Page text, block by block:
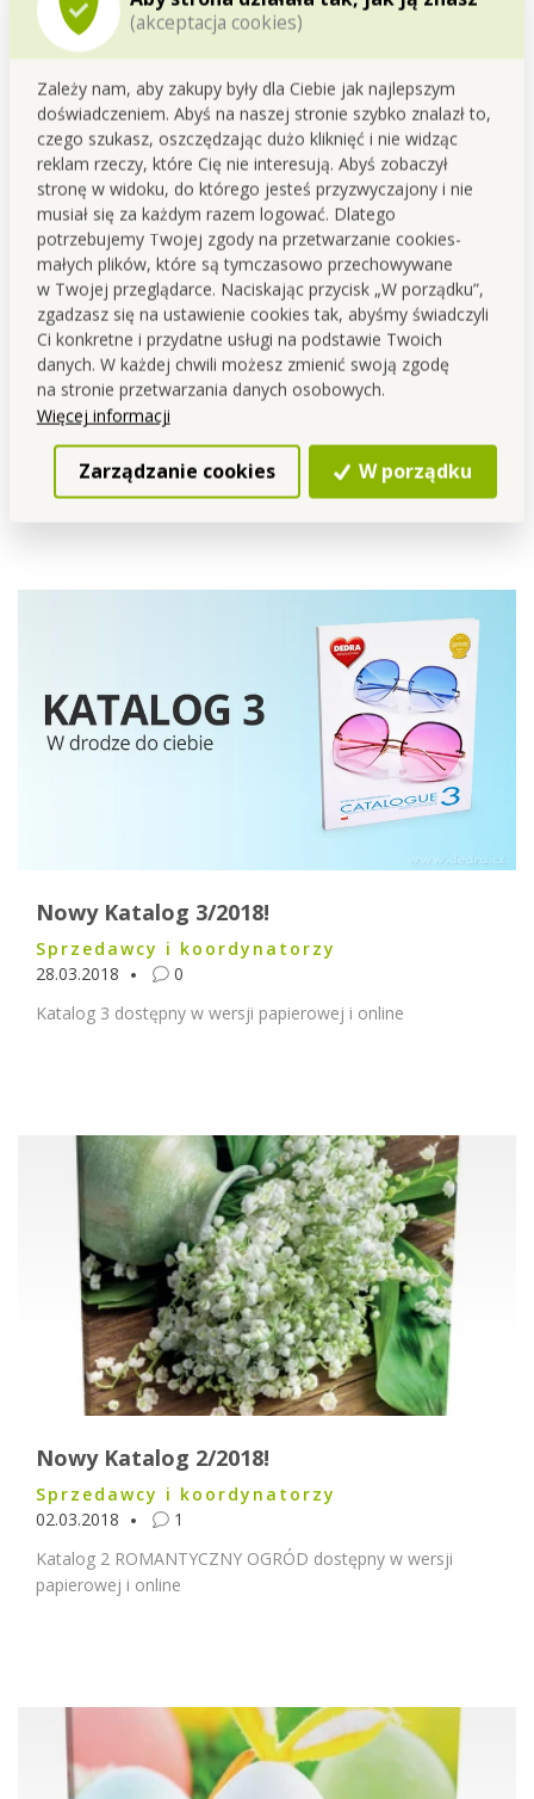
(akceptacja cookies)
Zależy nam, aby zakupy były dla Ciebie jak najlepszym
doświadczeniem. Abyś na naszej stronie szybko znalazł to,
czego szukasz, oszczędzając dużo kliknięć i nie widząc
reklam rzeczy, które Cię nie interesują. Abyś zobaczył
stronę w widoku, do którego jesteś przyzwyczajony i nie
musiał się za każdym razem logować. Dlatego
potrzebujemy Twojej zgody na przetwarzanie cookies-
małych plików, które są tymczasowo przechowywane
w Twojej przeglądarce. Naciskając przycisk „W porządku”,
zgadzasz się na ustawienie cookies tak, abyśmy świadczyli
Ci konkretne i przydatne usługi na podstawie Twoich
danych. W każdej chwili możesz zmienić swoją zgodę
na stronie przetwarzania danych osobowych.
Więcej informacji
Zarządzanie cookies W porządku
Radosna nowość: teraz wystarczy tylko 1
zamówienie, by przypisać prowizję!
Sprzedawcy i koordynatorzy
03.12.2018
1
Ogłaszamy radosną i trwałą nowość. Prawo do prowizji
powstaje po wysłaniu jednego zamówienia w miesiącu,
niezależnie od jego wysokości.
Nowy Katalog 3/2018!
Sprzedawcy i koordynatorzy
28.03.2018
0
Katalog 3 dostępny w wersji papierowej i online
Nowy Katalog 2/2018!
Sprzedawcy i koordynatorzy
02.03.2018
1
Katalog 2 ROMANTYCZNY OGRÓD dostępny w wersji
papierowej i online